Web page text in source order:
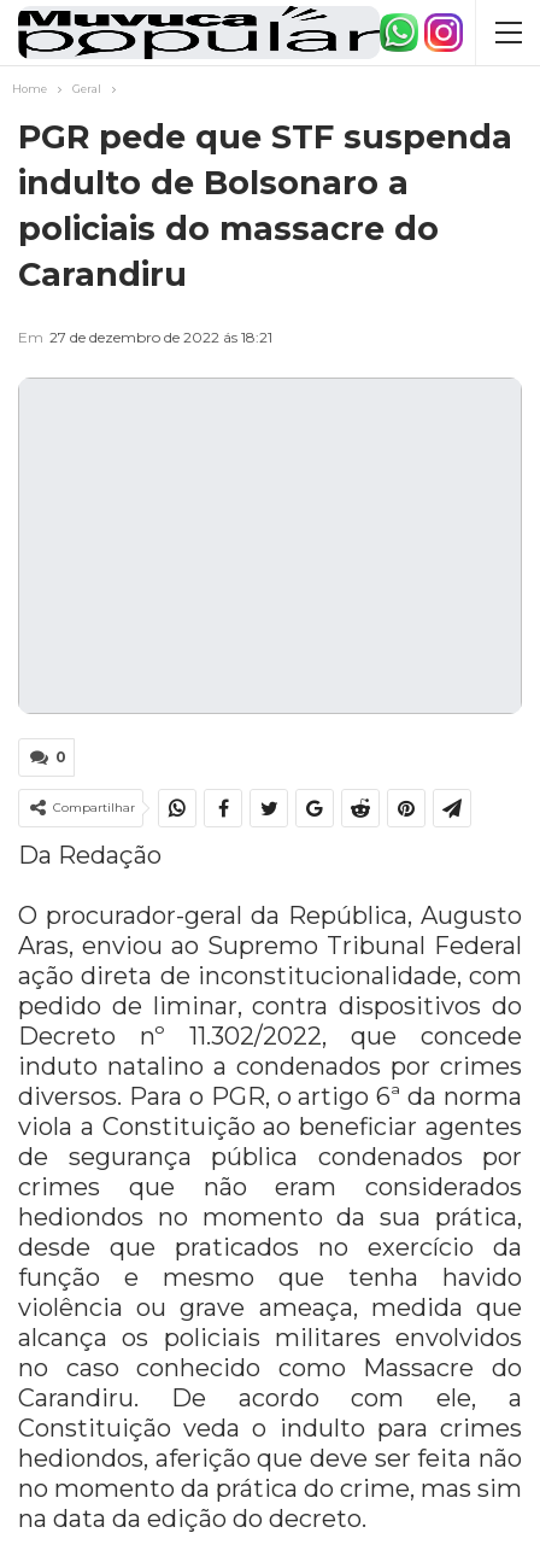
Home Geral
PGR pede que STF suspenda
indulto de Bolsonaro a
policiais do massacre do
Carandiru
Em 27 de dezembro de 2022 ás 18:21
0
Compartilhar
Da Redação
O procurador-geral da República, Augusto
Aras, enviou ao Supremo Tribunal Federal
ação direta de inconstitucionalidade, com
pedido de liminar, contra dispositivos do
Decreto nº 11.302/2022, que concede
induto natalino a condenados por crimes
diversos. Para o PGR, o artigo 6ª da norma
viola a Constituição ao beneficiar agentes
de segurança pública condenados por
crimes que não eram considerados
hediondos no momento da sua prática,
desde que praticados no exercício da
função e mesmo que tenha havido
violência ou grave ameaça, medida que
alcança os policiais militares envolvidos
no caso conhecido como Massacre do
Carandiru. De acordo com ele, a
Constituição veda o indulto para crimes
hediondos, aferição que deve ser feita não
no momento da prática do crime, mas sim
na data da edição do decreto.